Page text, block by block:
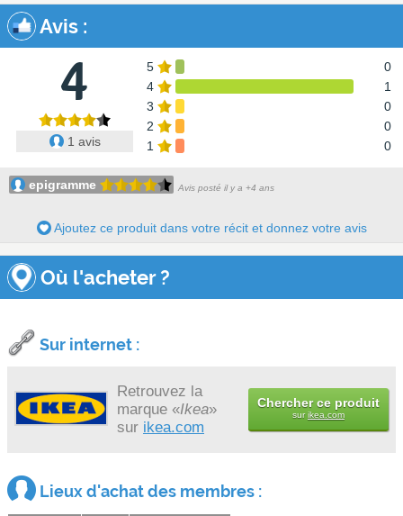
Avis :
4
1 avis
5
0
4
1
3
0
2
0
1
0
epigramme Avis posté il y a +4 ans
Ajoutez ce produit dans votre récit et donnez votre avis
Où l'acheter ?
Sur internet :
Retrouvez la
marque «Ikea»
sur ikea.com
Chercher ce produit
surikea.com
Lieux d'achat des membres :